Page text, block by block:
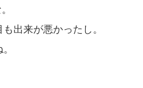
出来が悪かったし。